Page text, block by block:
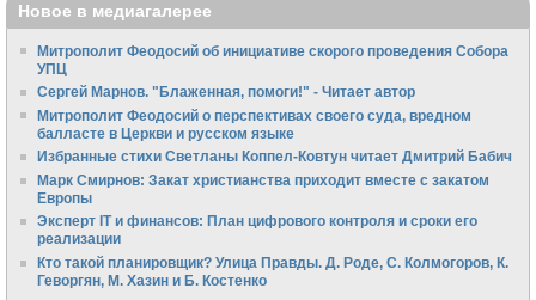
Новое в медиагалерее
Митрополит Феодосий об инициативе скорого проведения Собора
УПЦ
Сергей Марнов. "Блаженная, помоги!" - Читает автор
Митрополит Феодосий о перспективах своего суда, вредном
балласте в Церкви и русском языке
Избранные стихи Светланы Коппел-Ковтун читает Дмитрий Бабич
Марк Смирнов: Закат христианства приходит вместе с закатом
Европы
Эксперт IT и финансов: План цифрового контроля и сроки его
реализации
Кто такой планировщик? Улица Правды. Д. Роде, С. Колмогоров, К.
Геворгян, М. Хазин и Б. Костенко